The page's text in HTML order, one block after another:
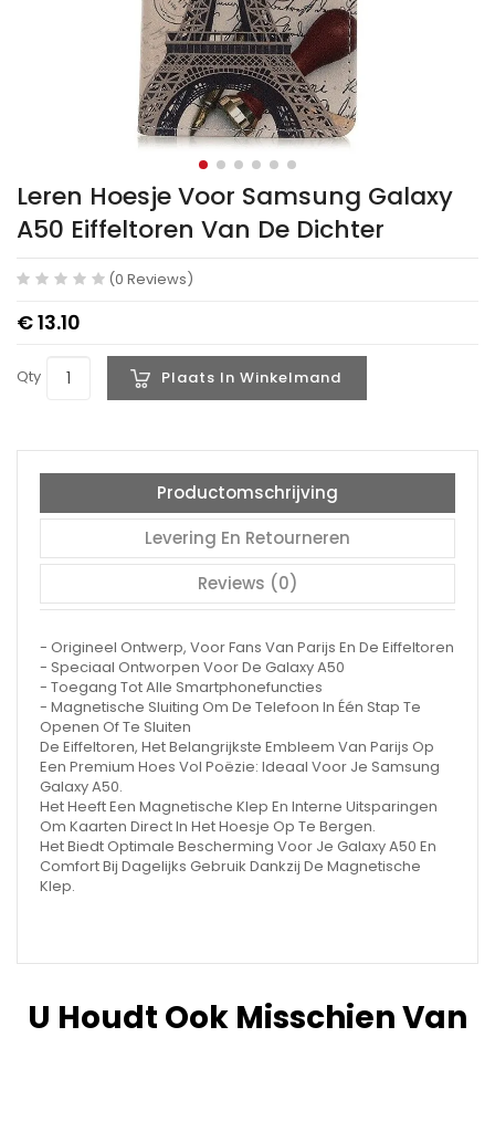
Leren Hoesje Voor Samsung Galaxy
A50 Eiffeltoren Van De Dichter
(0 Reviews)
€ 13.10
Qty Plaats In Winkelmand
Productomschrijving
Levering En Retourneren
Reviews (0)
- Origineel Ontwerp, Voor Fans Van Parijs En De Eiffeltoren
- Speciaal Ontworpen Voor De Galaxy A50
- Toegang Tot Alle Smartphonefuncties
- Magnetische Sluiting Om De Telefoon In Één Stap Te
Openen Of Te Sluiten
De Eiffeltoren, Het Belangrijkste Embleem Van Parijs Op
Een Premium Hoes Vol Poëzie: Ideaal Voor Je Samsung
Galaxy A50.
Het Heeft Een Magnetische Klep En Interne Uitsparingen
Om Kaarten Direct In Het Hoesje Op Te Bergen.
Het Biedt Optimale Bescherming Voor Je Galaxy A50 En
Comfort Bij Dagelijks Gebruik Dankzij De Magnetische
Klep.
U Houdt Ook Misschien Van